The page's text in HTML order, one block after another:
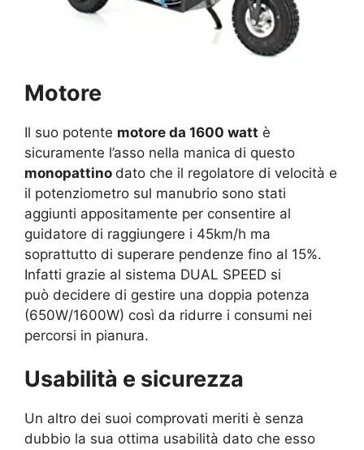
Motore
Il suo potente motore da 1600 watt è
sicuramente l’asso nella manica di questo
monopattino dato che il regolatore di velocità e
il potenziometro sul manubrio sono stati
aggiunti appositamente per consentire al
guidatore di raggiungere i 45km/h ma
soprattutto di superare pendenze fino al 15%.
Infatti grazie al sistema DUAL SPEED si
può decidere di gestire una doppia potenza
(650W/1600W) così da ridurre i consumi nei
percorsi in pianura.
Usabilità e sicurezza
Un altro dei suoi comprovati meriti è senza
dubbio la sua ottima usabilità dato che esso